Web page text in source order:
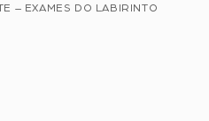
– EXAMES DO LABIRINTO